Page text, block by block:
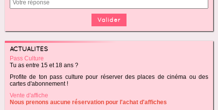
ACTUALITÉS
Pass Culture
Tu as entre 15 et 18 ans ?
Profite de ton pass culture pour réserver des places de cinéma ou des
cartes d'abonnement !
Vente d'affiche
Nous prenons aucune réservation pour l'achat d'affiches